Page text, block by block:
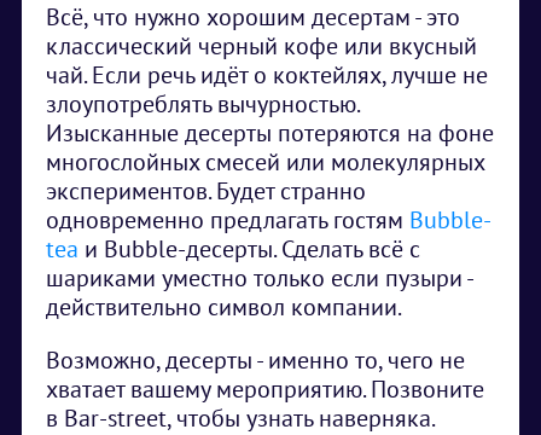
Всё, что нужно хорошим десертам - это
классический черный кофе или вкусный
чай. Если речь идёт о коктейлях, лучше не
злоупотреблять вычурностью.
Изысканные десерты потеряются на фоне
многослойных смесей или молекулярных
экспериментов. Будет странно
одновременно предлагать гостям Bubble-
tea и Bubble-десерты. Сделать всё с
шариками уместно только если пузыри -
действительно символ компании.
Возможно, десерты - именно то, чего не
хватает вашему мероприятию. Позвоните
в Bar-street, чтобы узнать наверняка.